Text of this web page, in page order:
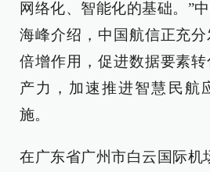
网络化、智能化的基础。”
海峰介绍，中国航信正充
倍增作用，促进数据要素
产力，加速推进智慧民航
施。
在广东省广州市白云国际机